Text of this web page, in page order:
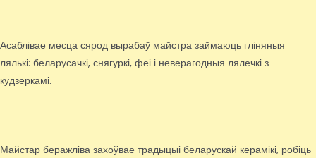
Асаблівае месца сярод вырабаў майстра займаюць гліняныя
лялькі: беларусачкі, снягуркі, феі і неверагодныя лялечкі з
кудзеркамі.
Майстар беражліва захоўвае традыцыі беларускай керамікі, робіць